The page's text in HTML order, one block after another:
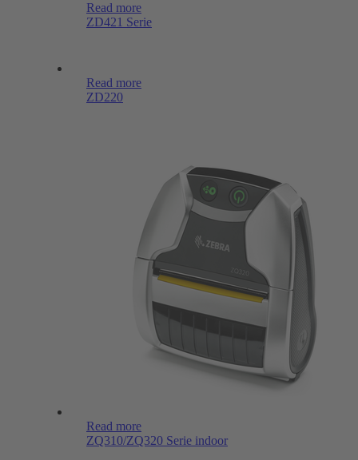
Read more
ZD421 Serie
Read more
ZD220
Read more
ZQ310/ZQ320 Serie indoor